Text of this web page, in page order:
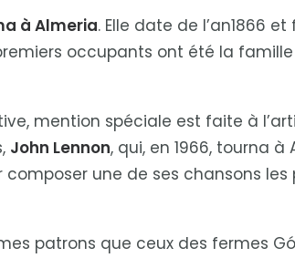
à Almeria. Elle date de l’an1866 et
occupants ont été la
mention spéciale est faite à
John Lennon, qui, en 1966, tourna à
une de ses chansons les
patrons que ceux des fermes